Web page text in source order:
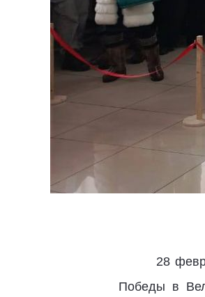
28
Победы в